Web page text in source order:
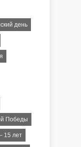
день
Победы
15 лет